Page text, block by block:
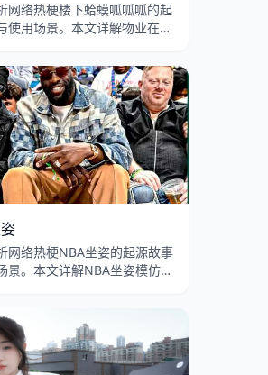
网络热梗楼下蛤蟆呱呱呱的起
使用场景。本文详解物业在吗
的病毒式传播，以及业主投诉
B站和抖音的流行演变。
网络热梗NBA坐姿的起源故事
景。本文详解NBA坐姿模仿挑
的文化讨论。